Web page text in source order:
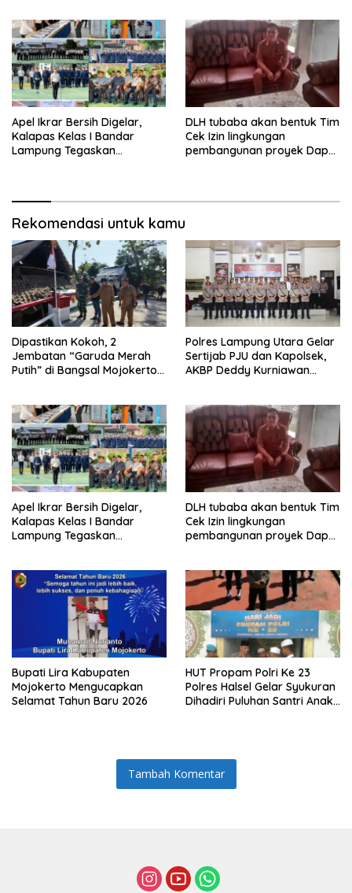
Apel Ikrar Bersih Digelar,
Kalapas Kelas I Bandar
Lampung Tegaskan
DLH tubaba akan bentuk Tim
Cek Izin lingkungan
pembangunan proyek Dapur
Rekomendasi untuk kamu
Dipastikan Kokoh, 2
Jembatan “Garuda Merah
Putih” di Bangsal Mojokerto
Polres Lampung Utara Gelar
Sertijab PJU dan Kapolsek,
AKBP Deddy Kurniawan
Apel Ikrar Bersih Digelar,
Kalapas Kelas I Bandar
Lampung Tegaskan
DLH tubaba akan bentuk Tim
Cek Izin lingkungan
pembangunan proyek Dapur
Bupati Lira Kabupaten
Mojokerto Mengucapkan
Selamat Tahun Baru 2026
HUT Propam Polri Ke 23
Polres Halsel Gelar Syukuran
Dihadiri Puluhan Santri Anak
Tambah Komentar